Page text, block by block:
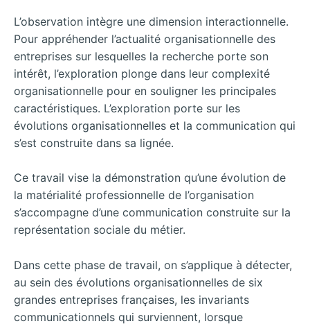
L’observation intègre une dimension interactionnelle.
Pour appréhender l’actualité organisationnelle des
entreprises sur lesquelles la recherche porte son
intérêt, l’exploration plonge dans leur complexité
organisationnelle pour en souligner les principales
caractéristiques. L’exploration porte sur les
évolutions organisationnelles et la communication qui
s’est construite dans sa lignée.
Ce travail vise la démonstration qu’une évolution de
la matérialité professionnelle de l’organisation
s’accompagne d’une communication construite sur la
représentation sociale du métier.
Dans cette phase de travail, on s’applique à détecter,
au sein des évolutions organisationnelles de six
grandes entreprises françaises, les invariants
communicationnels qui surviennent, lorsque